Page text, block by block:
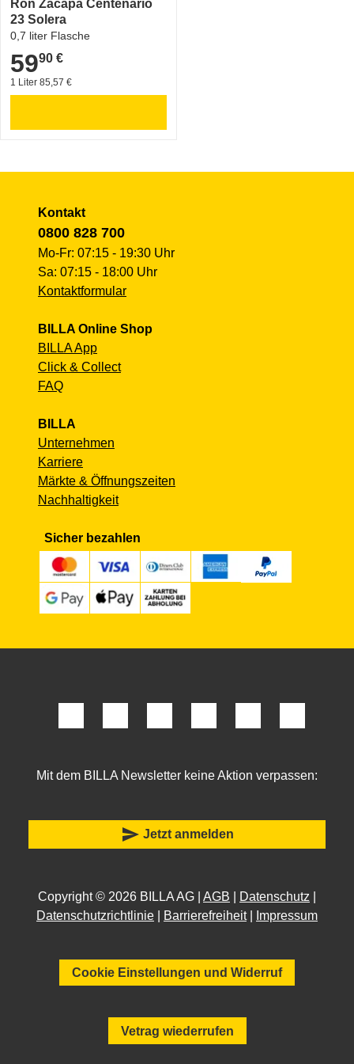
Ron Zacapa Centenario
23 Solera
0,7 liter Flasche
59,90 €
5990 €
1 Liter 85,57 €
Kontakt
0800 828 700
Mo-Fr: 07:15 - 19:30 Uhr
Sa: 07:15 - 18:00 Uhr
Kontaktformular
BILLA Online Shop
BILLA App
Click & Collect
FAQ
BILLA
Unternehmen
Karriere
Märkte & Öffnungszeiten
Nachhaltigkeit
Sicher bezahlen
Mit dem BILLA Newsletter keine Aktion verpassen:
send Jetzt anmelden
Copyright © 2026 BILLA AG | AGB Datenschutz
Datenschutzrichtlinie
Barrierefreiheit| Impressum
Cookie Einstellungen und Widerruf
Vetrag wiederrufen